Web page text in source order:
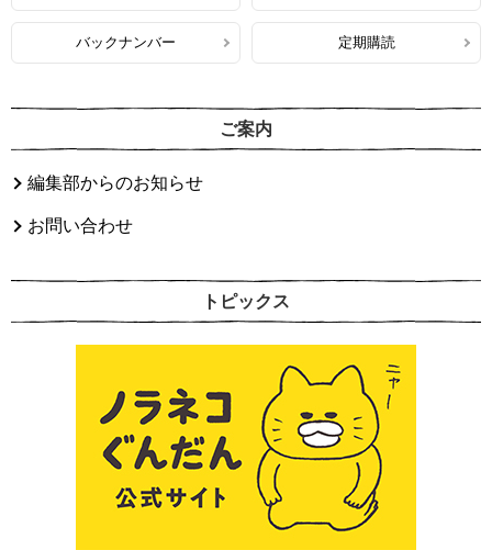
バックナンバー 定期購読
ご案内
編集部からのお知らせ
お問い合わせ
トピックス